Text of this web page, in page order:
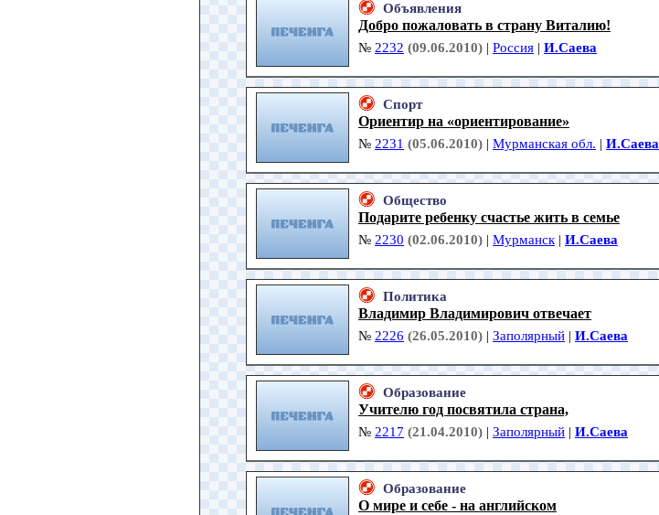
Объявления
Добро пожаловать в страну Виталию!
№ 2232 (09.06.2010) | Россия | И.Саева
Спорт
Ориентир на «ориентирование»
№ 2231 (05.06.2010) | Мурманская обл. | И.Саева
Общество
Подарите ребенку счастье жить в семье
№ 2230 (02.06.2010) | Мурманск | И.Саева
Политика
Владимир Владимирович отвечает
№ 2226 (26.05.2010) | Заполярный | И.Саева
Образование
Учителю год посвятила страна,
№ 2217 (21.04.2010) | Заполярный | И.Саева
Образование
О мире и себе - на английском